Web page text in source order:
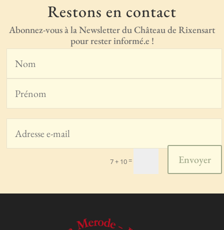
Restons en contact
Abonnez-vous à la Newsletter du Château de Rixensart
pour rester informé.e !
7 + 10= Envoyer